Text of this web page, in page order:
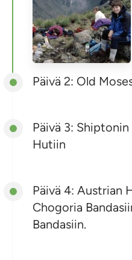
Päivä 2: Old
Päivä 3:
Hutiin
Päivä 4: Austrian
Chogoria
Bandasiin.